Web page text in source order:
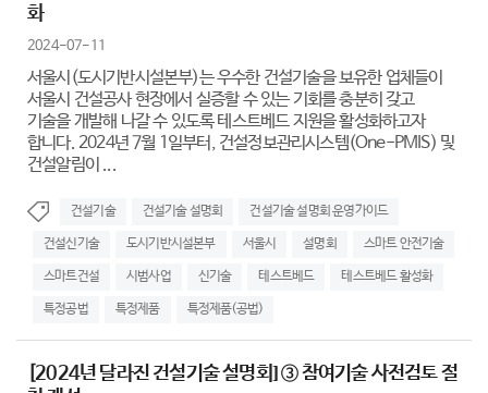
화
2024-07-11
서울시(도시기반시설본부)는 우수한 건설기술을 보유한 업체들이
서울시 건설공사 현장에서 실증할 수 있는 기회를 충분히 갖고
기술을 개발해 나갈 수 있도록 테스트베드 지원을 활성화하고자
합니다. 2024년 7월 1일부터, 건설정보관리시스템(One-PMIS) 및
건설알림이 ...
건설기술 건설기술 설명회 건설기술 설명회 운영가이드
건설신기술 도시기반시설본부 서울시 설명회 스마트 안전기술
스마트건설 시범사업 신기술 테스트베드 테스트베드 활성화
특정공법 특정제품 특정제품(공법)
[2024년 달라진 건설기술 설명회] ③ 참여기술 사전검토 절